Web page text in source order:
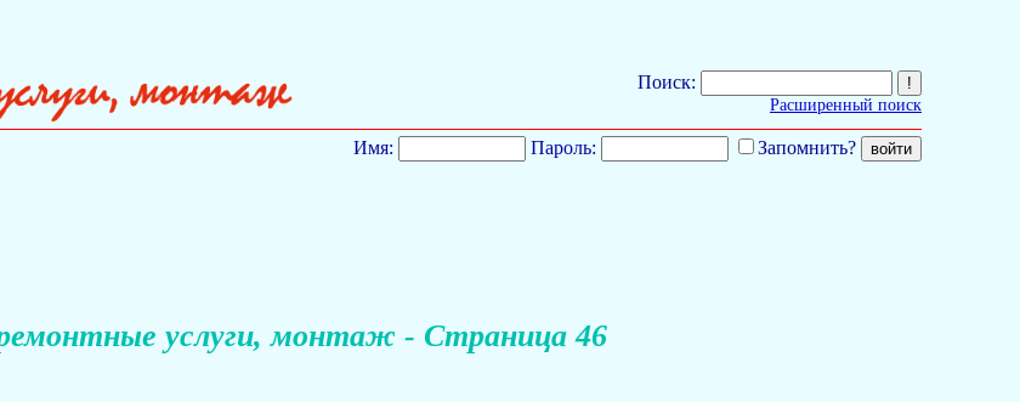
Поиск:
Расширенный поиск
Имя: Пароль: Запомнить?
услуги, монтаж - Страница 46